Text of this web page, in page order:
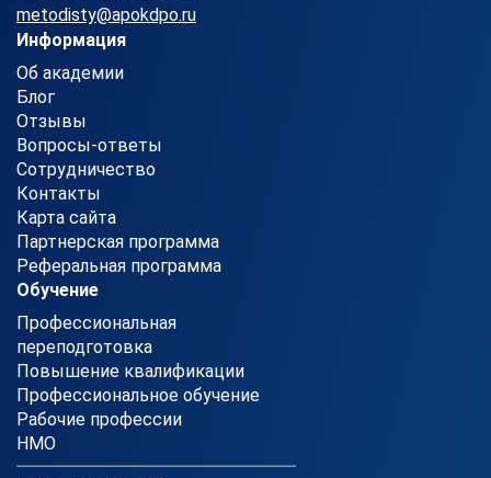
metodisty@apokdpo.ru
Информация
Об академии
Блог
Отзывы
Вопросы-ответы
Сотрудничество
Контакты
Карта сайта
Партнерская программа
Реферальная программа
Обучение
Профессиональная
переподготовка
Повышение квалификации
Профессиональное обучение
Рабочие профессии
НМО